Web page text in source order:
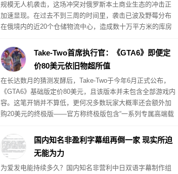
规模无人机袭击，这场冲突对俄罗斯本土商业生态的冲击正
加速显现。在过去不到三周的时间里，袭击已波及野莓分布
在俄境内的近20个仓储物流中心，造成数十万平方米的库房
仓储面积已超过118万平方米，占该平台总仓储容量的五分之
一以上。
Take-Two首席执行官：《GTA6》即便定
价80美元依旧物超所值
在长达数月的猜测发酵后，Take-Two于今年6月正式公布，
《GTA6》基础版定价80美元，且该版本并未包含全部游戏内
容。这笔开销并不算低，更何况多数玩家大概率还会额外加
购20美元的终极版——官方称终极版包含“一系列专属高端载
剧情内容”。但Take-Two首席执行官斯特劳斯·泽尔尼克认为，
就游戏的内容体量而言，这个定价已经相当划算。
国内知名非盈利字幕组再倒一家 现实所迫
无能为力
为爱发电能持续多久？国内知名非营利中日双语字幕制作组